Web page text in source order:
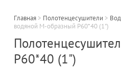
Главная > Полотенцесушители >
водяной М-образный Р60*40 (1")
Р60*40 (1")